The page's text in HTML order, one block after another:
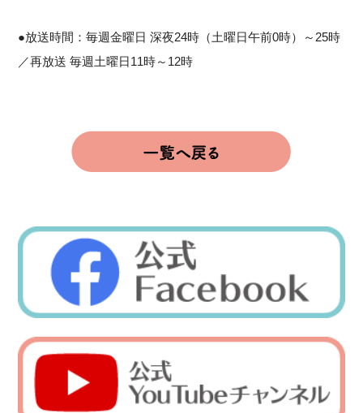
●放送時間：毎週金曜日 深夜24時（土曜日午前0時）～25時
／再放送 毎週土曜日11時～12時